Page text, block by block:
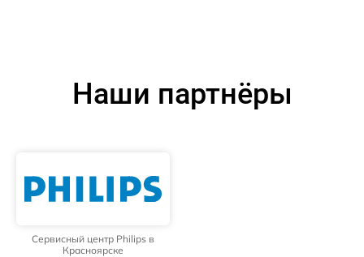
Наши партнёры
Сервисный центр Philips в
Красноярске